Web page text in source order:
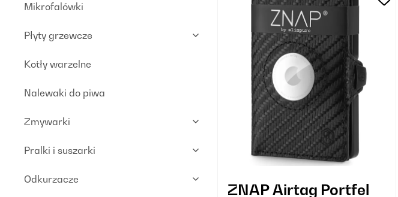
Mikrofalówki
Płyty grzewcze
Kotły warzelne
Nalewaki do piwa
Zmywarki
Pralki i suszarki
Odkurzacze
ZNAP Airtag Portfel